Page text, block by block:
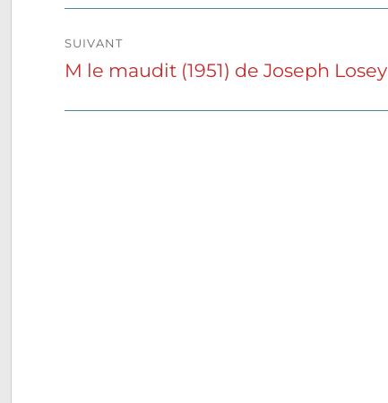
SUIVANT
Publication
M le maudit (1951) de Joseph Losey